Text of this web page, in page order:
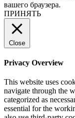
вашего браузера.
ПРИНЯТЬ
Close
Privacy Overview
This website uses
navigate through the
categorized as
essential for the